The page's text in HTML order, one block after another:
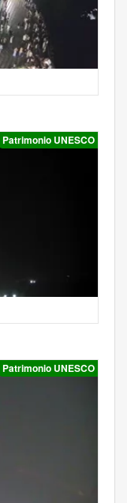
Patrimonio UNESCO
Patrimonio UNESCO